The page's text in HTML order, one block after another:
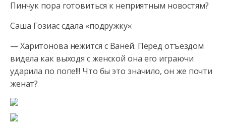
Пинчук пора готовиться к неприятным новостям?
Cаша Гозиас сдала «подружку»:
—Харитонова нежится с Ваней. Перед отъездом
видела как выходя с женской она его играючи
ударила по попе!!! Что бы это значило, он же почти
женат?